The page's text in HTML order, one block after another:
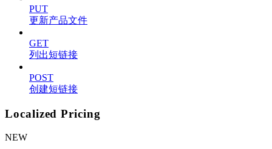
PUT
更新产品文件
GET
列出短链接
POST
创建短链接
Localized Pricing
NEW